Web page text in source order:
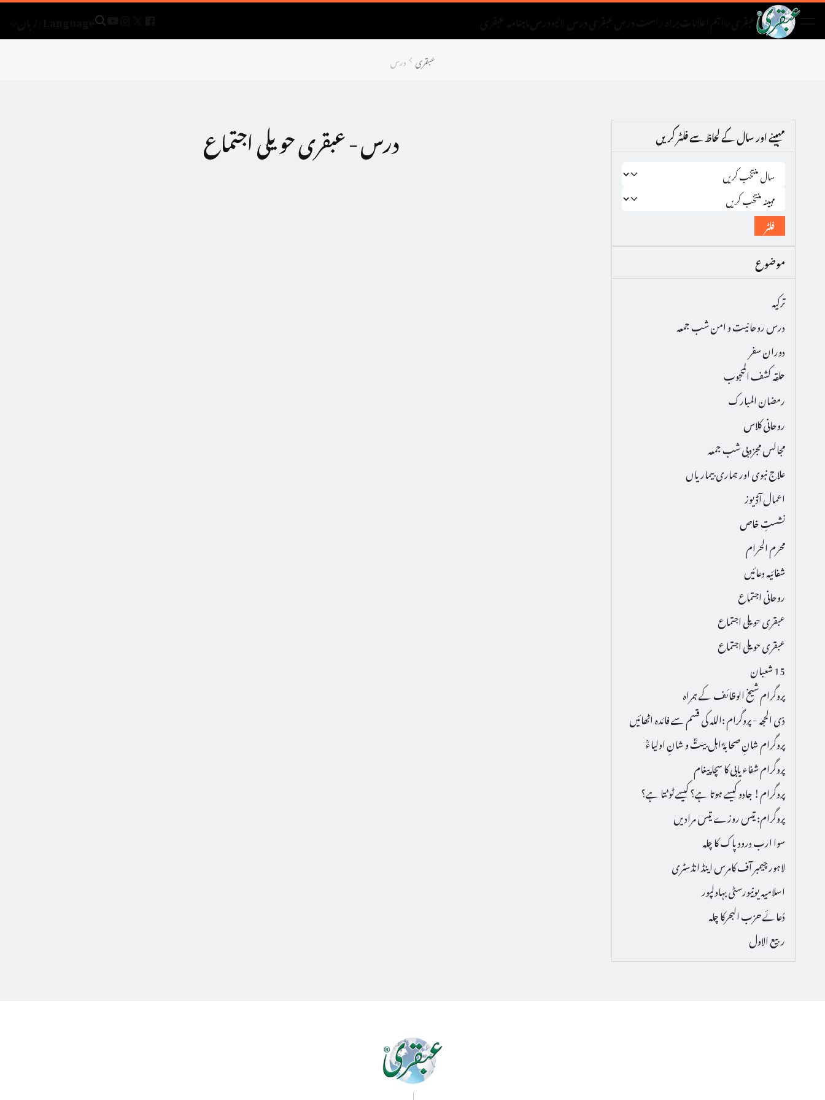
عبقری درس
مہینے اور سال کے لحاظ سے فلٹر کریں
فلٹر
موضوع
ترکیہ
درس روحانیت و امن شب جمعہ
دوران سفر
حلقہ کشف المحجوب
رمضان المبارک
روحانی کلاس
مجالس مجزوبی شب جمعہ
علاج نبوی اور ہماری بیماریاں
اعمال آڈیوز
نشستِ خاص
محرم الحرام
شفائیہ دعائیں
روحانی اجتماع
عبقری حویلی اجتماع
عبقری حویلی اجتماع
15 شعبان
پروگرام شیخ الوظائف کے ہمراہ
ذی الحجہ - پروگرام :اللہ کی قسم سے فائدہ اٹھائیں
پروگرام شانِ صحابہؓ اہل بیتؓ و شانِ اولیاءؒ
پروگرام شفاء یابی کا سچا پیغام
پروگرام! جادو کیسے ہوتا ہے؟ کیسے ٹوٹتا ہے؟
پروگرام: تیس روزے تیس مرادیں
سوا ارب درود پاک کا چلہ
لاہور چیمبر آف کامرس اینڈ انڈسٹری
اسلامیہ یونیورسٹی بہاولپور
دُعائے حزب البحرکا چلہ
ربیع الاول
درس - عبقری حویلی اجتماع